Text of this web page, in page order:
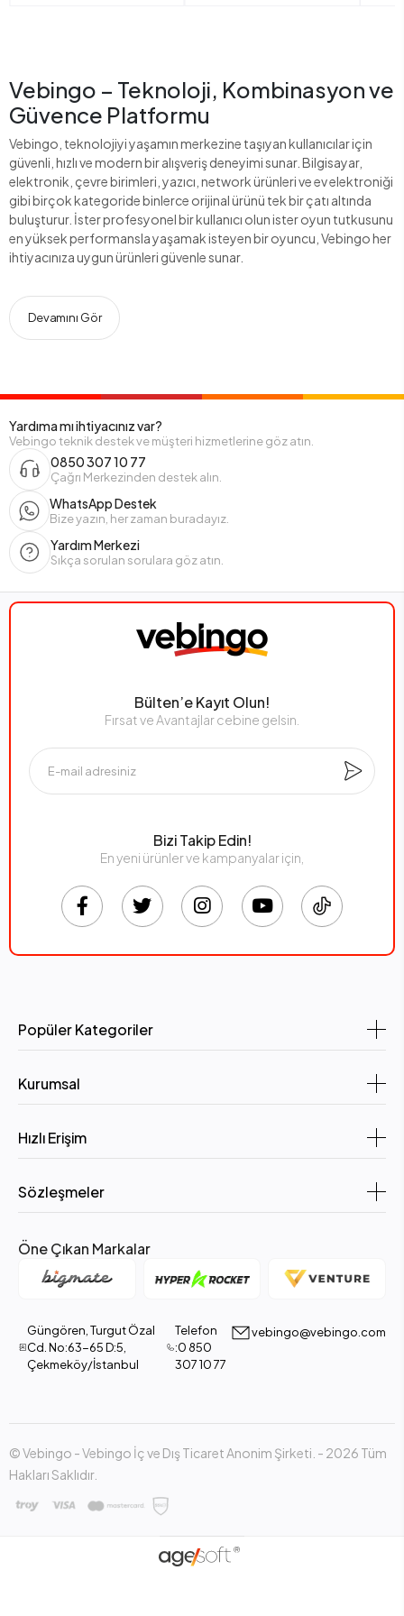
Vebingo – Teknoloji, Kombinasyon ve
Güvence Platformu
Vebingo, teknolojiyi yaşamın merkezine taşıyan kullanıcılar için
güvenli, hızlı ve modern bir alışveriş deneyimi sunar. Bilgisayar,
elektronik, çevre birimleri, yazıcı, network ürünleri ve ev elektroniği
gibi birçok kategoride binlerce orijinal ürünü tek bir çatı altında
buluşturur. İster profesyonel bir kullanıcı olun ister oyun tutkusunu
en yüksek performansla yaşamak isteyen bir oyuncu, Vebingo her
ihtiyacınıza uygun ürünleri güvenle sunar.
Devamını Gör
Yardıma mı ihtiyacınız var?
Vebingo teknik destek ve müşteri hizmetlerine göz atın.
0850 307 10 77
Çağrı Merkezinden destek alın.
WhatsApp Destek
Bize yazın, her zaman buradayız.
Yardım Merkezi
Sıkça sorulan sorulara göz atın.
Bülten’e Kayıt Olun!
Fırsat ve Avantajlar cebine gelsin.
Bizi Takip Edin!
En yeni ürünler ve kampanyalar için,
Popüler Kategoriler
Kurumsal
Hızlı Erişim
Sözleşmeler
Öne Çıkan Markalar
Güngören, Turgut Özal
Cd. No:63-65 D:5,
Çekmeköy/İstanbul
Telefon
:0 850
307 10 77
vebingo@vebingo.com
© Vebingo - Vebingo İç ve Dış Ticaret Anonim Şirketi. - 2026 Tüm
Hakları Saklıdır.